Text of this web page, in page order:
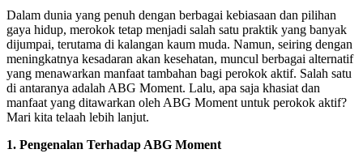
Dalam dunia yang penuh dengan berbagai kebiasaan dan pilihan
gaya hidup, merokok tetap menjadi salah satu praktik yang banyak
dijumpai, terutama di kalangan kaum muda. Namun, seiring dengan
meningkatnya kesadaran akan kesehatan, muncul berbagai alternatif
yang menawarkan manfaat tambahan bagi perokok aktif. Salah satu
di antaranya adalah ABG Moment. Lalu, apa saja khasiat dan
manfaat yang ditawarkan oleh ABG Moment untuk perokok aktif?
Mari kita telaah lebih lanjut.
1. Pengenalan Terhadap ABG Moment